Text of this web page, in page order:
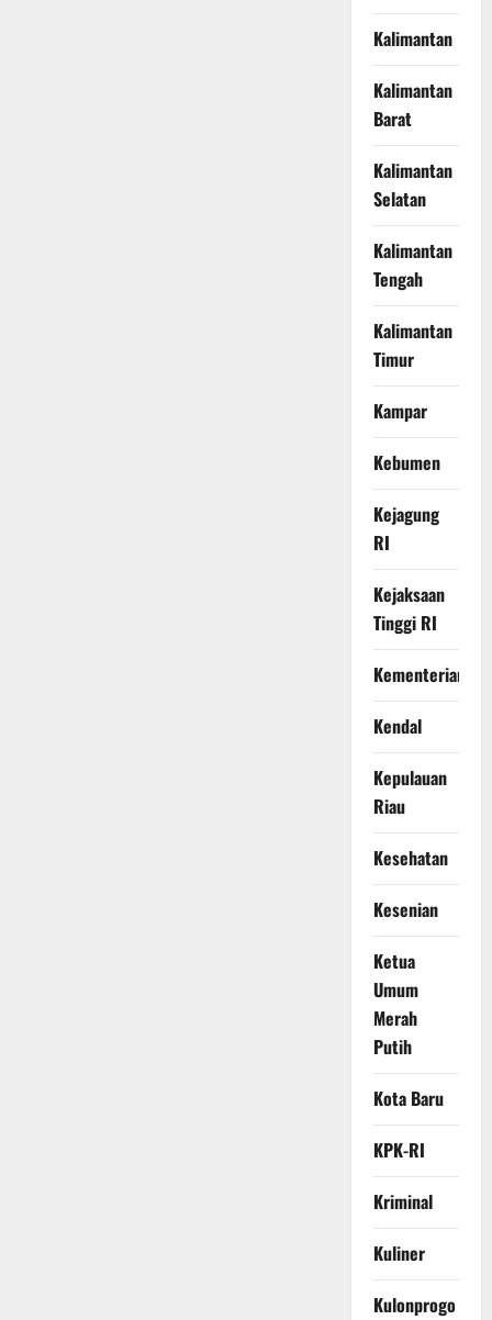
Kalimantan
Kalimantan
Barat
Kalimantan
Selatan
Kalimantan
Tengah
Kalimantan
Timur
Kampar
Kebumen
Kejagung
RI
Kejaksaan
Tinggi RI
Kementerian
Kendal
Kepulauan
Riau
Kesehatan
Kesenian
Ketua
Umum
Merah
Putih
Kota Baru
KPK-RI
Kriminal
Kuliner
Kulonprogo